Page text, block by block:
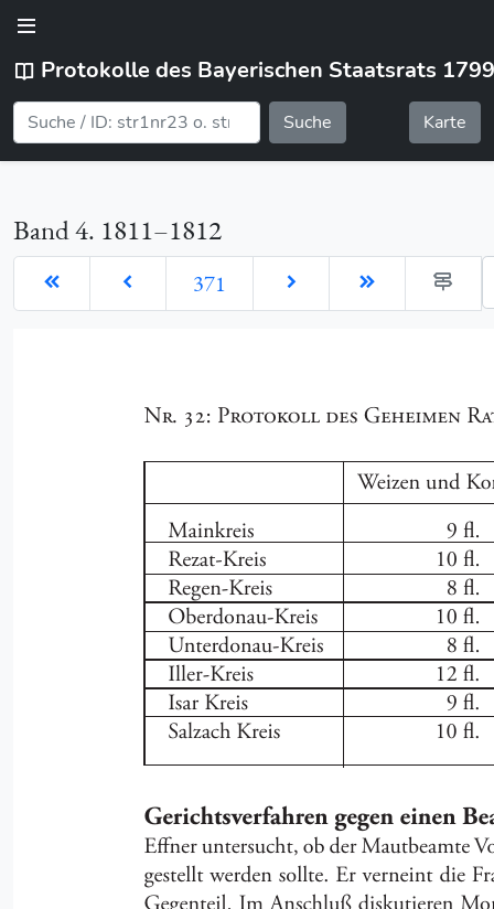
Protokolle des Bayerischen Staatsrats
Suche Karte
Band 4. 1811–1812
371